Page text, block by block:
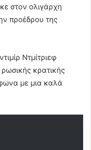
στον ολιγάρχη
προέδρου της
Ντμίτριεφ
κρατικής
με μια καλά